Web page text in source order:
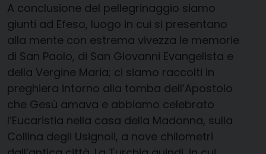
A conclusione del pellegrinaggio siamo
giunti ad Efeso, luogo in cui si presentano
alla mente con estrema vivezza le memorie
di San Paolo, di San Giovanni Evangelista e
della Vergine Maria; ci siamo raccolti in
preghiera intorno alla tomba dell’Apostolo
che Gesù amava e abbiamo celebrato
l’Eucaristia nella casa della Madonna, sulla
Collina degli Usignoli, a nove chilometri